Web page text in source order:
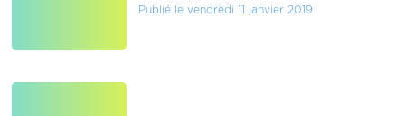
Publié le vendredi 11 janvier 2019